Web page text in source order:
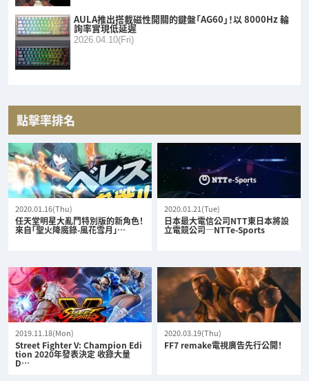
AULA推出搭載磁性開關的鍵盤「AG60」！以 8000Hz 輪
詢率實現低延遲
2026.04.10(Fri)
點擊率排名
2020.01.16(Thu)
任天堂明星大亂鬥特別版的新角色！
來自「聖火降魔錄-風花雪月」…
2020.01.21(Tue)
日本最大電信公司NTT東日本將設
立電競公司—NTTe-Sports
2019.11.18(Mon)
Street Fighter V: Champion Edi
tion 2020年發表決定 收錄大量
D…
2020.03.19(Thu)
FF7 remake電視廣告先行公開！